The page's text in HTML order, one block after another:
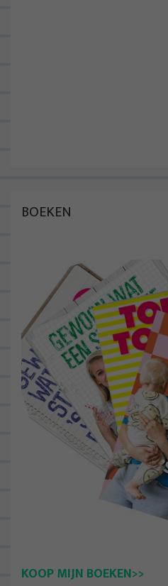
BOEKEN
KOOP MIJN BOEKEN>>